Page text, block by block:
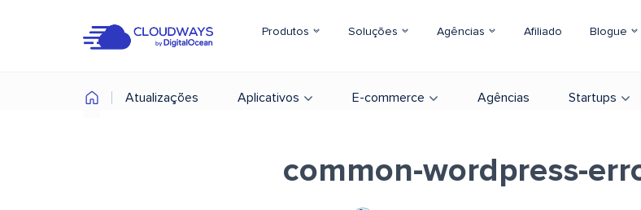
Produtos Soluções Agências Afiliado Blogue
Atualizações Aplicativos E-commerce Agências Startups
common-wordpress-